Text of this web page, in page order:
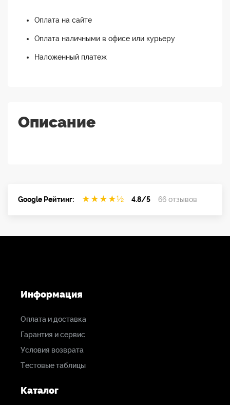
Оплата на сайте
Оплата наличными в офисе или курьеру
Наложенный платеж
Описание
Google Рейтинг: ★ ★ ★ ★½ 4.8/5 66 отзывов
Информация
Оплата и доставка
Гарантия и сервис
Условия возврата
Тестовые таблицы
Каталог